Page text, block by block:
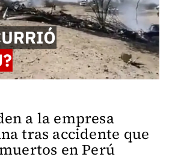
a la empresa
tras accidente que
en Perú